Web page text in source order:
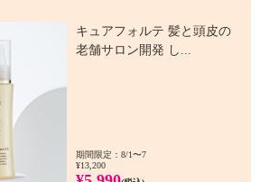
キュアフォルテ 髪と頭皮の
老舗サロン開発 し...
期間限定：8/1〜7
¥13,200